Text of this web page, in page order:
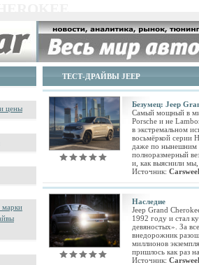
цены
марки
ТЕСТ-ДРАЙВЫ JEEP
Безумец: Jeep
Самый мощный в
Porsche и не
в экстремальном
восьмёркой серии
даже по нынешним
полноразмерный
и, как выяснили
Источник:
Наследие
Jeep Grand
1992 году и стал
девяностых». За
внедорожник
миллионов
пришлось как раз
Источник: